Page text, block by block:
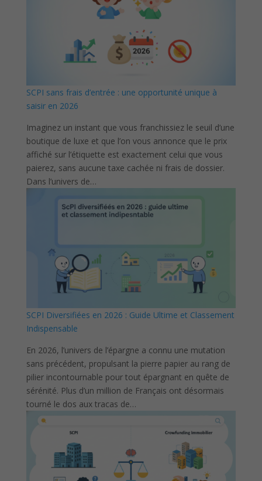
SCPI sans frais d’entrée : une opportunité unique à
saisir en 2026
Imaginez un instant que vous franchissiez le seuil d’une
boutique de luxe et que l’on vous annonce que le prix
affiché sur l’étiquette est exactement celui que vous
paierez, sans aucune taxe cachée ni frais de dossier.
Dans l’univers de…
SCPI Diversifiées en 2026 : Guide Ultime et Classement
Indispensable
En 2026, l’univers de l’épargne a connu une mutation
sans précédent, propulsant la pierre papier au rang de
pilier incontournable pour tout épargnant en quête de
sérénité. Plus d’un million de Français ont désormais
tourné le dos aux tracas de…